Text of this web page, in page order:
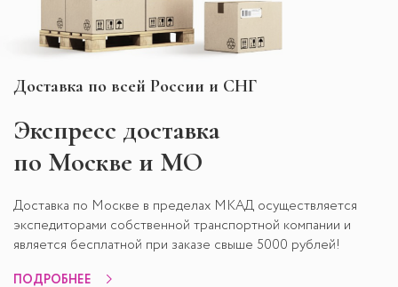
Доставка по всей России и СНГ
Экспресс доставка
по Москве и МО
Доставка по Москве в пределах МКАД осуществляется
экспедиторами собственной транспортной компании и
является бесплатной при заказе свыше 5000 рублей!
ПОДРОБНЕЕ